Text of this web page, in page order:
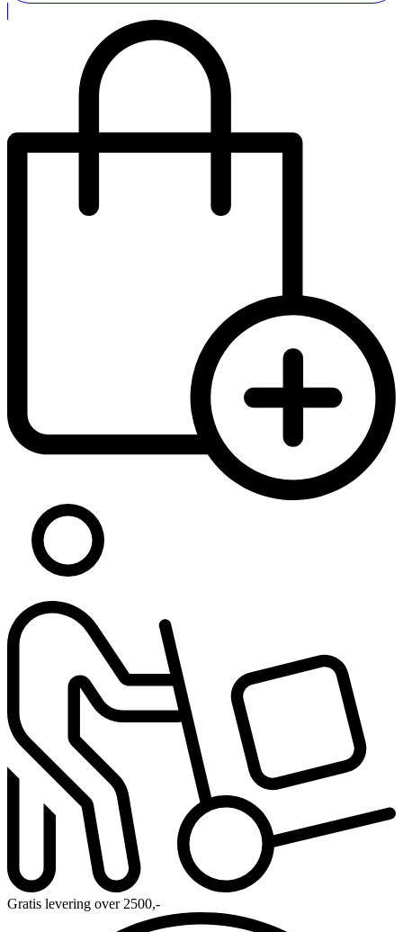
Gratis levering over 2500,-